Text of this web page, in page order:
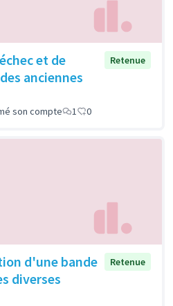
et de
anciennes
Retenue
son compte 1 0
d'une bande
diverses
Retenue